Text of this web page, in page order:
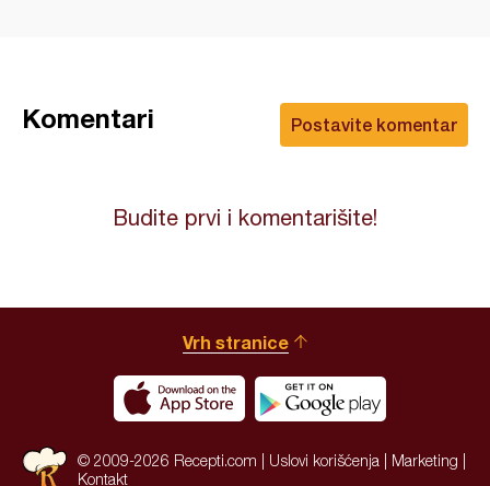
Postavite komentar
Komentari
Budite prvi i komentarišite!
Vrh stranice
© 2009-2026 Recepti.com | Uslovi korišćenja Marketing
Kontakt